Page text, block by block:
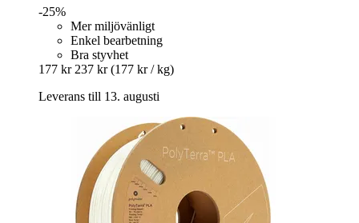
-25%
Mer miljövänligt
Enkel bearbetning
Bra styvhet
177 kr 237 kr (177 kr / kg)
Leverans till 13. augusti